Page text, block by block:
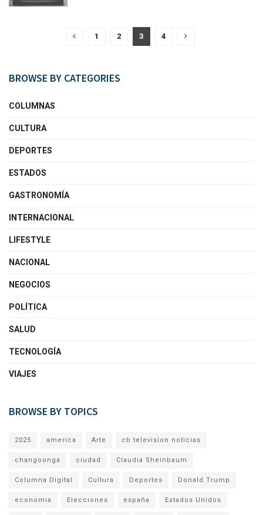
1 2 3 4
BROWSE BY CATEGORIES
COLUMNAS
CULTURA
DEPORTES
ESTADOS
GASTRONOMÍA
INTERNACIONAL
LIFESTYLE
NACIONAL
NEGOCIOS
POLÍTICA
SALUD
TECNOLOGÍA
VIAJES
BROWSE BY TOPICS
2025 america Arte cb television noticias
changoonga ciudad Claudia Sheinbaum
Columna Digital Cultura Deportes Donald Trump
economia Elecciones españa Estados Unidos